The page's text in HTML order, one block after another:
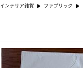
インテリア雑貨 ファブリック